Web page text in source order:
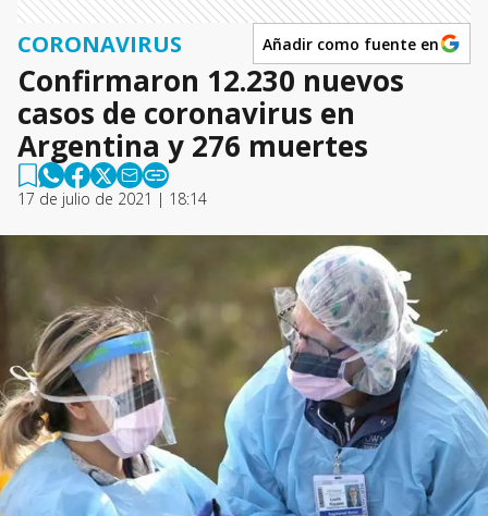
CORONAVIRUS Añadir como fuente en
Confirmaron 12.230 nuevos
casos de coronavirus en
Argentina y 276 muertes
17 de julio de 2021 | 18:14